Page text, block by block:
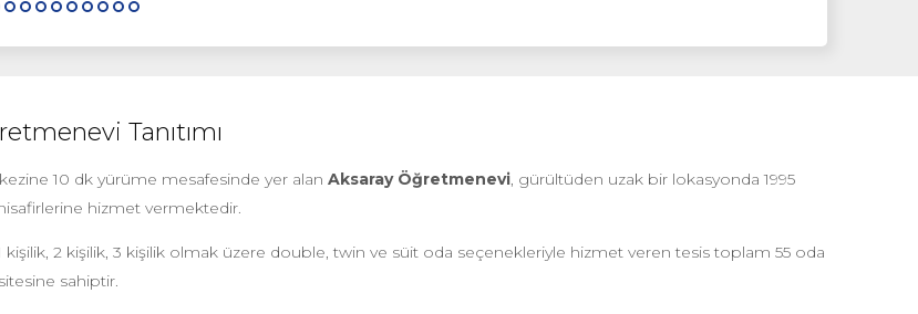
Tanıtımı
10 dk yürüme mesafesinde yer alan Aksaray Öğretmenevi, gürültüden uzak bir lokasyonda 1995
hizmet vermektedir.
2 kişilik, 3 kişilik olmak üzere double, twin ve süit oda seçenekleriyle hizmet veren tesis toplam 55 oda
sahiptir.